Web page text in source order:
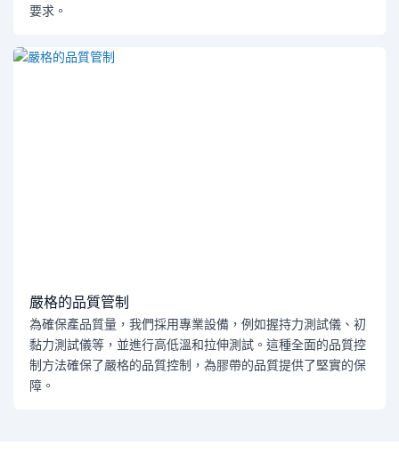
要求。
嚴格的品質管制
為確保產品質量，我們採用專業設備，例如握持力測試儀、初
黏力測試儀等，並進行高低溫和拉伸測試。這種全面的品質控
制方法確保了嚴格的品質控制，為膠帶的品質提供了堅實的保
障。